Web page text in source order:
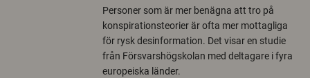
Personer som är mer benägna att tro på
konspirationsteorier är ofta mer mottagliga
för rysk desinformation. Det visar en studie
från Försvarshögskolan med deltagare i fyra
europeiska länder.